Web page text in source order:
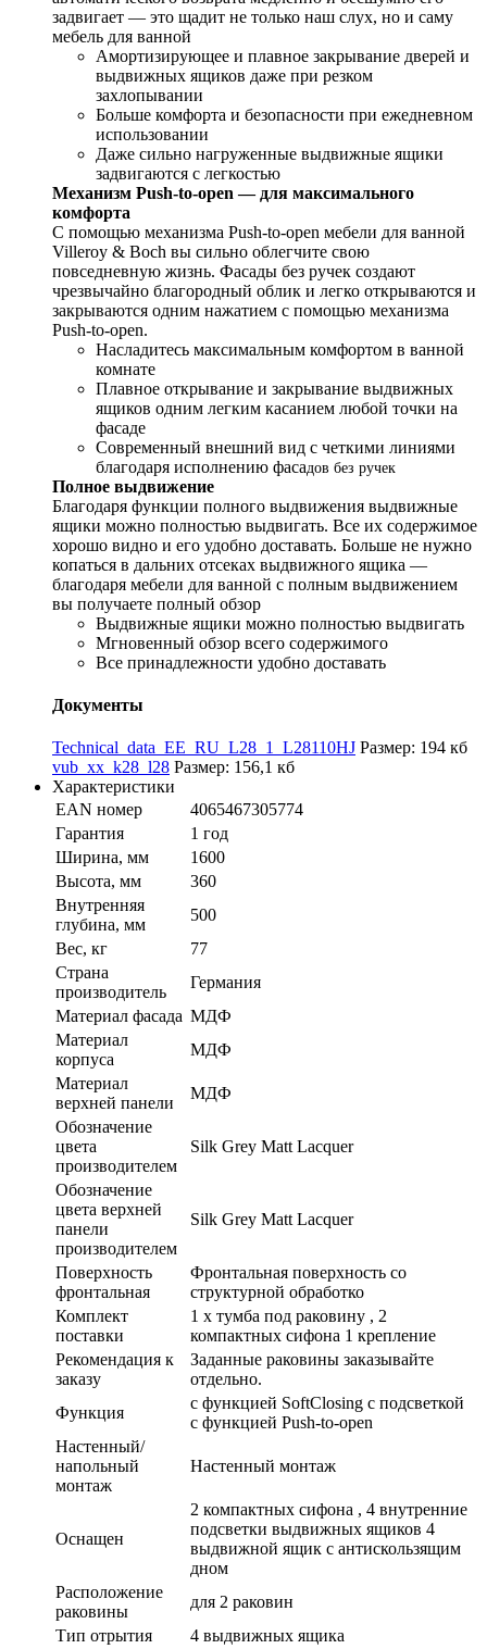
задвигает — это щадит не только наш слух, но и саму
мебель для ванной
Амортизирующее и плавное закрывание дверей и
выдвижных ящиков даже при резком
захлопывании
Больше комфорта и безопасности при ежедневном
использовании
Даже сильно нагруженные выдвижные ящики
задвигаются с легкостью
Механизм Push-to-open — для максимального
комфорта
С помощью механизма Push-to-open мебели для ванной
Villeroy & Boch вы сильно облегчите свою
повседневную жизнь. Фасады без ручек создают
чрезвычайно благородный облик и легко открываются и
закрываются одним нажатием с помощью механизма
Push-to-open.
Насладитесь максимальным комфортом в ванной
комнате
Плавное открывание и закрывание выдвижных
ящиков одним легким касанием любой точки на
фасаде
Современный внешний вид с четкими линиями
благодаря исполнению фасадов без ручек
Полное выдвижение
Благодаря функции полного выдвижения выдвижные
ящики можно полностью выдвигать. Все их содержимое
хорошо видно и его удобно доставать. Больше не нужно
копаться в дальних отсеках выдвижного ящика —
благодаря мебели для ванной с полным выдвижением
вы получаете полный обзор
Выдвижные ящики можно полностью выдвигать
Мгновенный обзор всего содержимого
Все принадлежности удобно доставать
Документы
Technical_data_EE_RU_L28_1_L28110HJ Размер: 194 кб
vub_xx_k28_l28 Размер: 156,1 кб
Характеристики
EAN номер
4065467305774
Гарантия
1 год
Ширина, мм
1600
Высота, мм
360
Внутренняя
глубина, мм
500
Вес, кг
77
Страна
производитель
Германия
Материал фасада МДФ
Материал
корпуса
МДФ
Материал
верхней панели
МДФ
Обозначение
цвета
производителем
Silk Grey Matt Lacquer
Обозначение
цвета верхней
панели
производителем
Silk Grey Matt Lacquer
Поверхность
фронтальная
Фронтальная поверхность со
структурной обработко
Комплект
поставки
1 x тумба под раковину , 2
компактных сифона 1 крепление
Рекомендация к
заказу
Заданные раковины заказывайте
отдельно.
Функция
с функцией SoftClosing с подсветкой
с функцией Push-to-open
Настенный/
напольный
монтаж
Настенный монтаж
Оснащен
2 компактных сифона , 4 внутренние
подсветки выдвижных ящиков 4
выдвижной ящик с антискользящим
дном
Расположение
раковины
для 2 раковин
Тип отрытия
4 выдвижных ящика